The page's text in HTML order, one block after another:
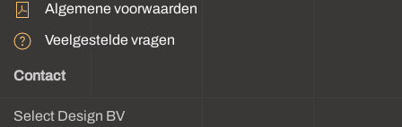
Algemene voorwaarden
Veelgestelde vragen
Contact
Select Design BV